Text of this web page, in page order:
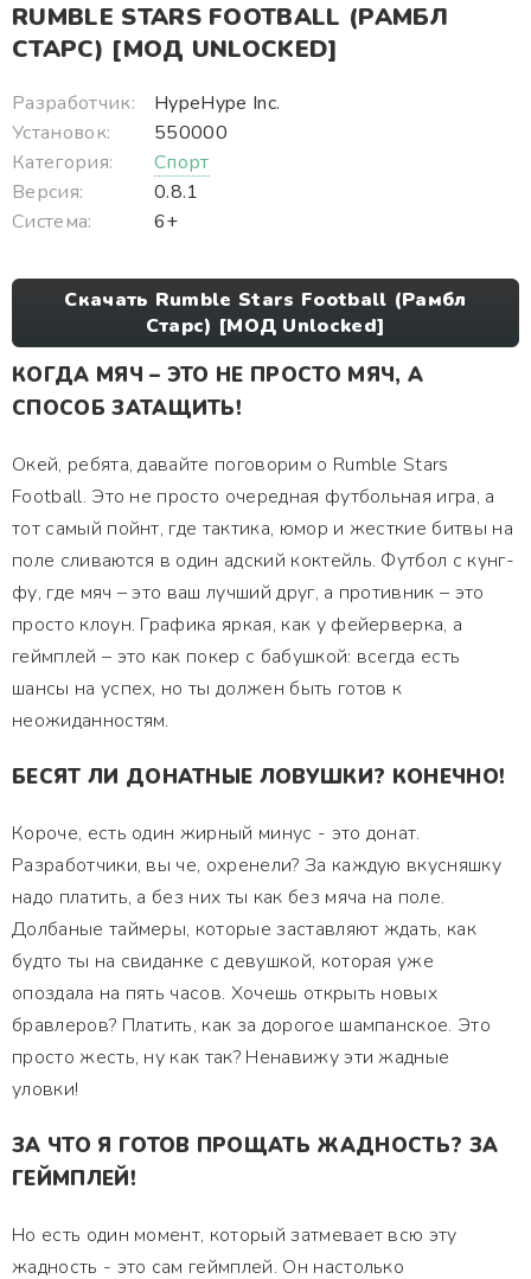
RUMBLE STARS FOOTBALL (РАМБЛ
СТАРС) [МОД UNLOCKED]
Разработчик:
HypeHype Inc.
Установок:
550000
Категория:
Спорт
Версия:
0.8.1
Система:
6+
Скачать Rumble Stars Football (Рамбл
Старс) [МОД Unlocked]
КОГДА МЯЧ – ЭТО НЕ ПРОСТО МЯЧ, А
СПОСОБ ЗАТАЩИТЬ!
Окей, ребята, давайте поговорим о Rumble Stars
Football. Это не просто очередная футбольная игра, а
тот самый пойнт, где тактика, юмор и жесткие битвы на
поле сливаются в один адский коктейль. Футбол с кунг-
фу, где мяч – это ваш лучший друг, а противник – это
просто клоун. Графика яркая, как у фейерверка, а
геймплей – это как покер с бабушкой: всегда есть
шансы на успех, но ты должен быть готов к
неожиданностям.
БЕСЯТ ЛИ ДОНАТНЫЕ ЛОВУШКИ? КОНЕЧНО!
Короче, есть один жирный минус - это донат.
Разработчики, вы че, охренели? За каждую вкусняшку
надо платить, а без них ты как без мяча на поле.
Долбаные таймеры, которые заставляют ждать, как
будто ты на свиданке с девушкой, которая уже
опоздала на пять часов. Хочешь открыть новых
бравлеров? Платить, как за дорогое шампанское. Это
просто жесть, ну как так? Ненавижу эти жадные
уловки!
ЗА ЧТО Я ГОТОВ ПРОЩАТЬ ЖАДНОСТЬ? ЗА
ГЕЙМПЛЕЙ!
Но есть один момент, который затмевает всю эту
жадность - это сам геймплей. Он настолько